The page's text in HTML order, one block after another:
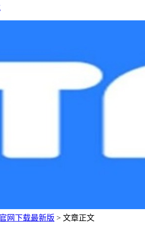
网下载最新版 > 文章正文